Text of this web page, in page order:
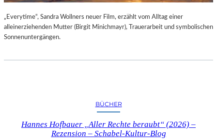
„Everytime“, Sandra Wollners neuer Film, erzählt vom Alltag einer
alleinerziehenden Mutter (Birgit Minichmayr), Trauerarbeit und symbolischen
Sonnenuntergängen.
BÜCHER
Hannes Hofbauer „Aller Rechte beraubt“ (2026) –
Rezension – Schabel-Kultur-Blog